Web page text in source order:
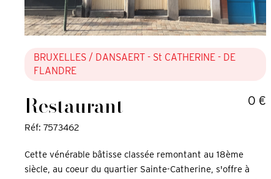
BRUXELLES / DANSAERT - St CATHERINE - DE
FLANDRE
Restaurant 0 €
Réf: 7573462
Cette vénérable bâtisse classée remontant au 18ème
siècle, au coeur du quartier Sainte-Catherine, s'offre à